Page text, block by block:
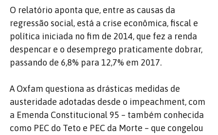
O relatório aponta que, entre as causas da
regressão social, está a crise econômica, fiscal e
política iniciada no fim de 2014, que fez a renda
despencar e o desemprego praticamente dobrar,
passando de 6,8% para 12,7% em 2017.
A Oxfam questiona as drásticas medidas de
austeridade adotadas desde o impeachment, com
a Emenda Constitucional 95 – também conhecida
como PEC do Teto e PEC da Morte – que congelou